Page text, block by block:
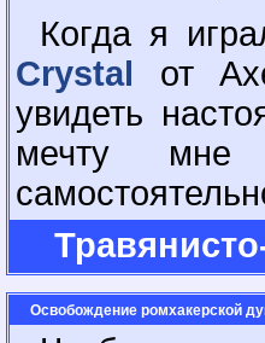
Когда я
Crystal от
увидеть
мечту мне
Освобождение ромхакерской